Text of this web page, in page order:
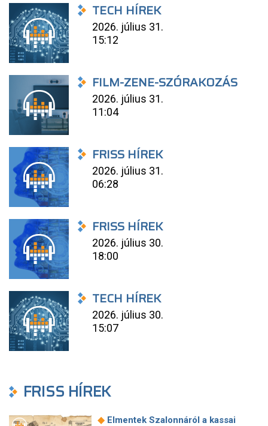
TECH HÍREK
2026. július 31.
15:12
FILM-ZENE-SZÓRAKOZÁS
2026. július 31.
11:04
FRISS HÍREK
2026. július 31.
06:28
FRISS HÍREK
2026. július 30.
18:00
TECH HÍREK
2026. július 30.
15:07
FRISS HÍREK
◆ Elmentek Szalonnáról a kassai